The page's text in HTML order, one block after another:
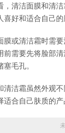
，清洁面膜和清
好和适合自己的
膜或清洁霜时需
前需要先将脸部
毛孔。
清洁霜虽然外观
适合自己肤质的